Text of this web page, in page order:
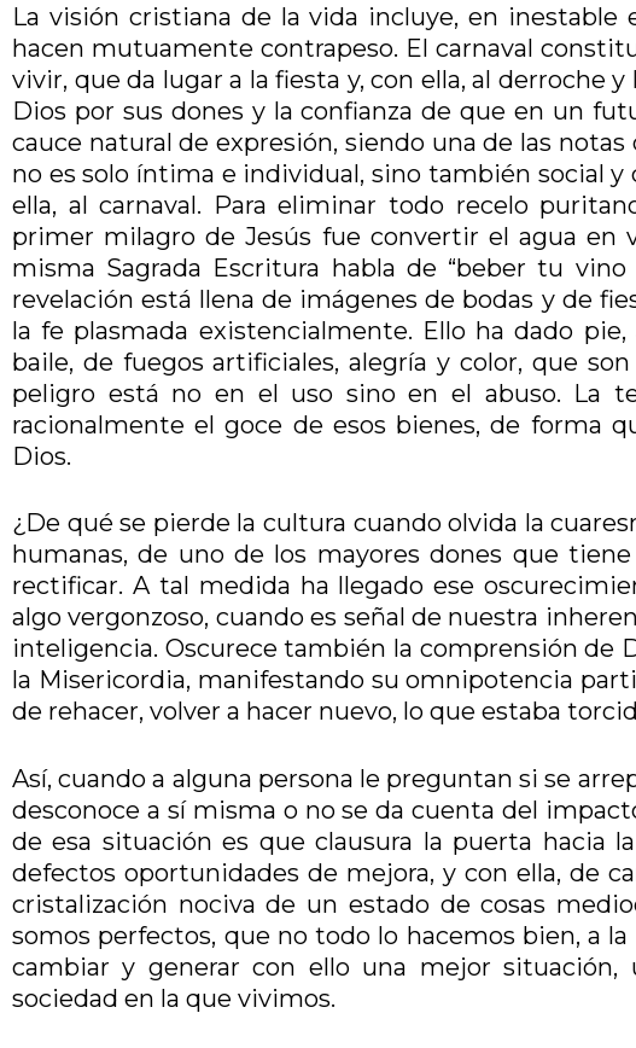
La visión cristiana de la vida incluye, en inestable
hacen mutuamente contrapeso. El carnaval
vivir, que da lugar a la fiesta y, con ella, al derroche
Dios por sus dones y la confianza de que en un
cauce natural de expresión, siendo una de las
no es solo íntima e individual, sino también social
ella, al carnaval. Para eliminar todo recelo
primer milagro de Jesús fue convertir el agua en
misma Sagrada Escritura habla de “beber tu vino
revelación está llena de imágenes de bodas y de
la fe plasmada existencialmente. Ello ha dado
baile, de fuegos artificiales, alegría y color, que
peligro está no en el uso sino en el abuso. La
racionalmente el goce de esos bienes, de forma
Dios.
¿De qué se pierde la cultura cuando olvida la
humanas, de uno de los mayores dones que
rectificar. A tal medida ha llegado ese
algo vergonzoso, cuando es señal de nuestra
inteligencia. Oscurece también la comprensión de
la Misericordia, manifestando su omnipotencia
de rehacer, volver a hacer nuevo, lo que estaba
Así, cuando a alguna persona le preguntan si se
desconoce a sí misma o no se da cuenta del
de esa situación es que clausura la puerta hacia
defectos oportunidades de mejora, y con ella, de
cristalización nociva de un estado de cosas
somos perfectos, que no todo lo hacemos bien, a
cambiar y generar con ello una mejor
sociedad en la que vivimos.